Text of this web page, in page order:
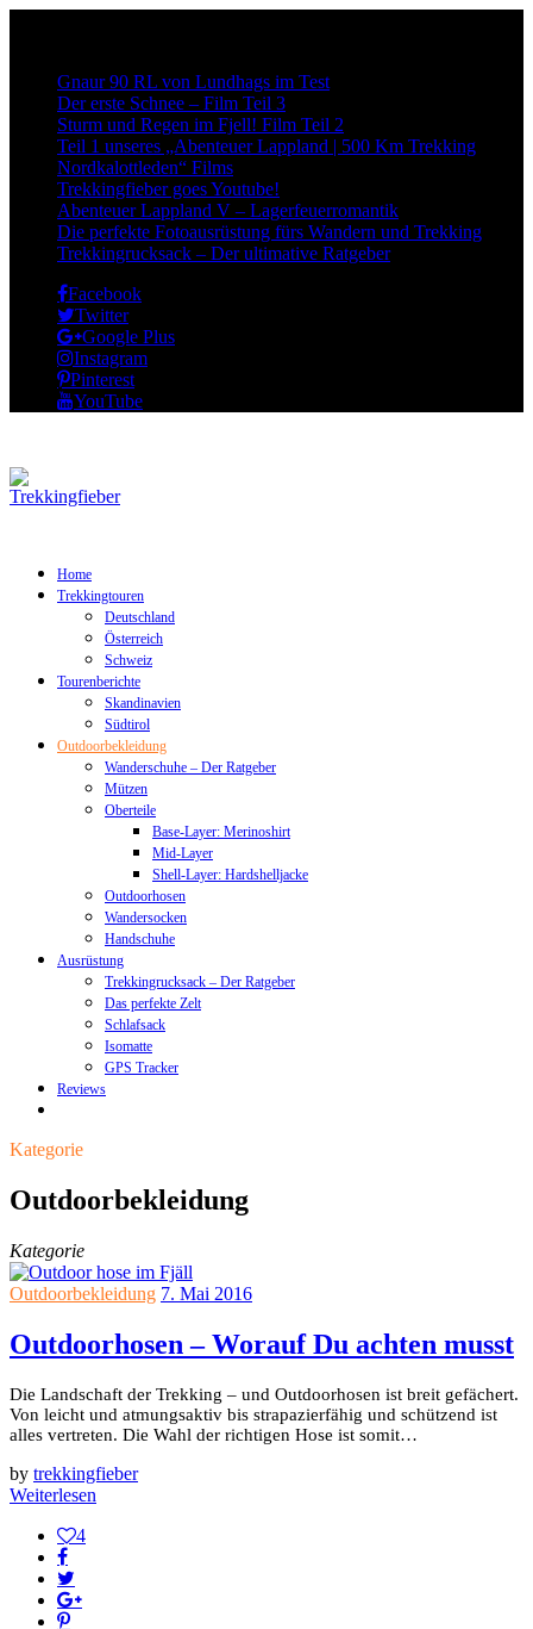
Gnaur 90 RL von Lundhags im Test
Der erste Schnee – Film Teil 3
Sturm und Regen im Fjell! Film Teil 2
Teil 1 unseres „Abenteuer Lappland | 500 Km Trekking
Nordkalottleden“ Films
Trekkingfieber goes Youtube!
Abenteuer Lappland V – Lagerfeuerromantik
Die perfekte Fotoausrüstung fürs Wandern und Trekking
Trekkingrucksack – Der ultimative Ratgeber
Facebook
Twitter
Google Plus
Instagram
Pinterest
YouTube
Home
Trekkingtouren
Deutschland
Österreich
Schweiz
Tourenberichte
Skandinavien
Südtirol
Outdoorbekleidung
Wanderschuhe – Der Ratgeber
Mützen
Oberteile
Base-Layer: Merinoshirt
Mid-Layer
Shell-Layer: Hardshelljacke
Outdoorhosen
Wandersocken
Handschuhe
Ausrüstung
Trekkingrucksack – Der Ratgeber
Das perfekte Zelt
Schlafsack
Isomatte
GPS Tracker
Reviews
Kategorie
Outdoorbekleidung
Kategorie
Outdoorbekleidung 7. Mai 2016
Outdoorhosen – Worauf Du achten musst
Die Landschaft der Trekking – und Outdoorhosen ist breit gefächert.
Von leicht und atmungsaktiv bis strapazierfähig und schützend ist
alles vertreten. Die Wahl der richtigen Hose ist somit…
by trekkingfieber
Weiterlesen
4